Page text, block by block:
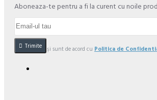
Aboneaza-te pentru a fi la curent cu noile
Trimite
Am citit şi sunt de acord cu Politica de